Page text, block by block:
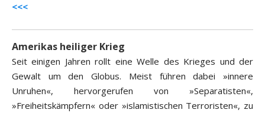
<<<
Amerikas heiliger Krieg
Seit einigen Jahren rollt eine Welle des Krieges und der
Gewalt um den Globus. Meist führen dabei »innere
Unruhen«, hervorgerufen von »Separatisten«,
»Freiheitskämpfern« oder »islamistischen Terroristen«, zu